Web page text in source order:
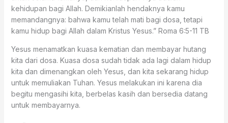
kehidupan bagi Allah. Demikianlah hendaknya kamu
memandangnya: bahwa kamu telah mati bagi dosa, tetapi
kamu hidup bagi Allah dalam Kristus Yesus.” Roma‬ ‭6:5-11‬ ‭TB‬‬
Yesus menamatkan kuasa kematian dan membayar hutang
kita dari dosa. Kuasa dosa sudah tidak ada lagi dalam hidup
kita dan dimenangkan oleh Yesus, dan kita sekarang hidup
untuk memuliakan Tuhan. Yesus melakukan ini karena dia
begitu mengasihi kita, berbelas kasih dan bersedia datang
untuk membayarnya.